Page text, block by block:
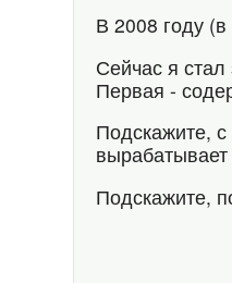
В 2008 году
Сейчас я
Первая -
Подскажите,
Подскажите,